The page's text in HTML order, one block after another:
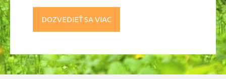
DOZVEDIEŤ SA VIAC